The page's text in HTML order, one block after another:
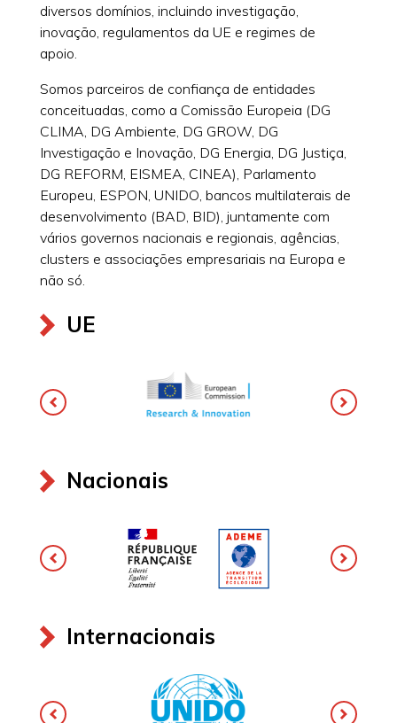
diversos domínios, incluindo investigação,
inovação, regulamentos da UE e regimes de
apoio.
Somos parceiros de confiança de entidades
conceituadas, como a Comissão Europeia (DG
CLIMA, DG Ambiente, DG GROW, DG
Investigação e Inovação, DG Energia, DG Justiça,
DG REFORM, EISMEA, CINEA), Parlamento
Europeu, ESPON, UNIDO, bancos multilaterais de
desenvolvimento (BAD, BID), juntamente com
vários governos nacionais e regionais, agências,
clusters e associações empresariais na Europa e
não só.
UE
Nacionais
Internacionais